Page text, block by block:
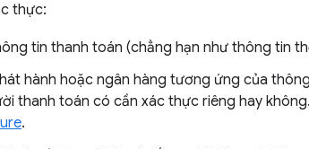
thực:
tin thanh toán (chẳng hạn như thông tin
hành hoặc ngân hàng tương ứng của
thanh toán có cần xác thực riêng hay
.